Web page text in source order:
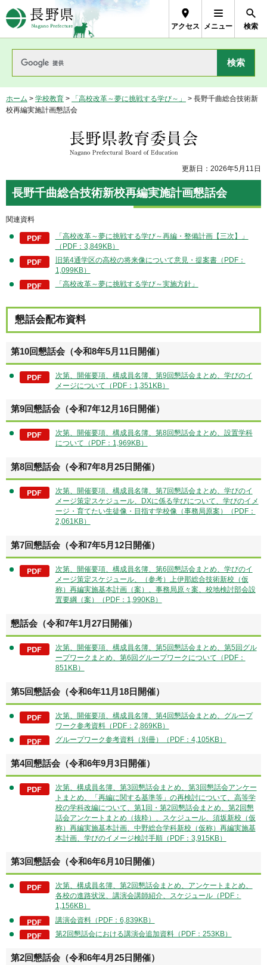
長野県Nagano Prefecture
アクセス メニュー 検索
ホーム > 学校教育 > 「高校改革～夢に挑戦する学び～」
> 長野千曲総合技術新
校再編実施計画懇話会
長野県教育委員会
更新日：2026年5月11日
長野千曲総合技術新校再編実施計画懇話会
関連資料
「高校改革～夢に挑戦する学び～再編・整備計画【三次】」
（PDF：3,849KB）
旧第4通学区の高校の将来像について意見・提案書（PDF：
1,099KB）
「高校改革～夢に挑戦する学び～実施方針」
懇話会配布資料
第10回懇話会（令和8年5月11日開催）
次第、開催要項、構成員名簿、第9回懇話会まとめ、学びのイ
メージについて（PDF：1,351KB）
第9回懇話会（令和7年12月16日開催）
次第、開催要項、構成員名簿、第8回懇話会まとめ、設置学科
について（PDF：1,969KB）
第8回懇話会（令和7年8月25日開催）
次第、開催要項、構成員名簿、第7回懇話会まとめ、学びのイ
メージ策定スケジュール、DXに係る学びについて、学びのイメ
ージ・育てたい生徒像・目指す学校像（事務局原案）（PDF：
2,061KB）
第7回懇話会（令和7年5月12日開催）
次第、開催要項、構成員名簿、第6回懇話会まとめ、学びのイ
メージ策定スケジュール、（参考）上伊那総合技術新校（仮
称）再編実施基本計画（案）、事務局原々案、校地検討部会設
置要綱（案）（PDF：1,990KB）
懇話会（令和7年1月27日開催）
次第、開催要項、構成員名簿、第5回懇話会まとめ、第5回グル
ープワークまとめ、第6回グループワークについて（PDF：
851KB）
第5回懇話会（令和6年11月18日開催）
次第、開催要項、構成員名簿、第4回懇話会まとめ、グループ
ワーク参考資料（PDF：2,869KB）
グループワーク参考資料（別冊）（PDF：4,105KB）
第4回懇話会（令和6年9月3日開催）
次第、構成員名簿、第3回懇話会まとめ、第3回懇話会アンケー
トまとめ、「再編に関する基準等」の再検討について、高等学
校の学科改編について、第1回・第2回懇話会まとめ、第2回懇
話会アンケートまとめ（抜粋）、スケジュール、須坂新校（仮
称）再編実施基本計画、中野総合学科新校（仮称）再編実施基
本計画、学びのイメージ検討手順（PDF：3,915KB）
第3回懇話会（令和6年6月10日開催）
次第、構成員名簿、第2回懇話会まとめ、アンケートまとめ、
各校の進路状況、講演会講師紹介、スケジュール（PDF：
1,156KB）
講演会資料（PDF：6,839KB）
第2回懇話会における講演会追加資料（PDF：253KB）
第2回懇話会（令和6年4月25日開催）